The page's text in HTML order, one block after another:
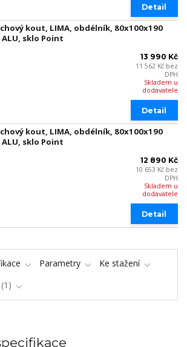
Detail
kout, LIMA, obdélník, 80x100x190
sklo Point
13 990 Kč
11 562 Kč bez
DPH
Skladem u
dodavatele
Detail
kout, LIMA, obdélník, 80x100x190
sklo Point
12 890 Kč
10 653 Kč bez
DPH
Skladem u
dodavatele
Detail
Parametry
Ke stažení
1